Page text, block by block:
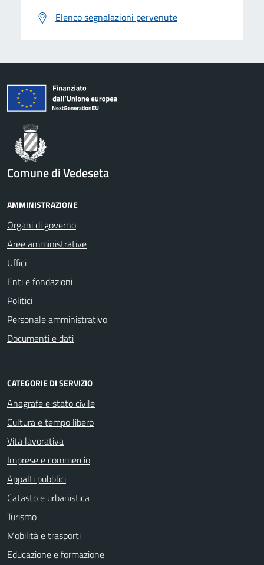
Elenco segnalazioni pervenute
Comune di Vedeseta
AMMINISTRAZIONE
Organi di governo
Aree amministrative
Uffici
Enti e fondazioni
Politici
Personale amministrativo
Documenti e dati
CATEGORIE DI SERVIZIO
Anagrafe e stato civile
Cultura e tempo libero
Vita lavorativa
Imprese e commercio
Appalti pubblici
Catasto e urbanistica
Turismo
Mobilità e trasporti
Educazione e formazione